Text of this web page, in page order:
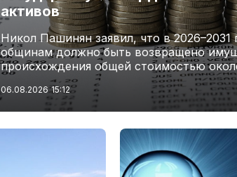
активов
Никол Пашинян заявил, что в 2026–2031
общинам должно быть возвращено
происхождения общей стоимостью
06.08.2026 15:12